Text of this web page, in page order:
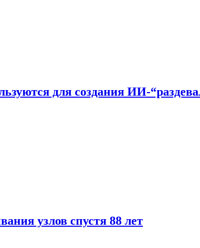
для создания ИИ-
узлов спустя 88 лет